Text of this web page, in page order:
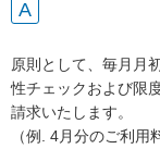
原則として、毎月月
性チェックおよび限
請求いたします。
（例. 4月分のご利